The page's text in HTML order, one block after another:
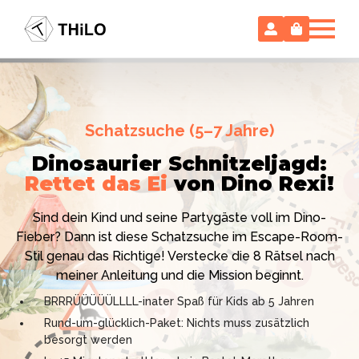
Hollywood-Action im
Kinderzimmer – ohne
Vorbereitungsstress!
Ich bin THiLO, "Dein SPIEGEL"-Bestseller-Autor und
TV-Profi (ZDF "1, 2 oder 3"). Entdecke jetzt meine
Schatzsuchen und Escape Rooms zum Sofort-
Download. Und natürlich meine Ebooks.
Schatzsuche (5–7 Jahre)
Dinosaurier Schnitzeljagd:
Rettet das Ei von Dino Rexi!
Sind dein Kind und seine Partygäste voll im Dino-
Fieber? Dann ist diese Schatzsuche im Escape-Room-
Stil genau das Richtige! Verstecke die 8 Rätsel nach
meiner Anleitung und die Mission beginnt.
BRRRÜÜÜÜÜLLLL-inater Spaß für Kids ab 5 Jahren
Rund-um-glücklich-Paket: Nichts muss zusätzlich
besorgt werden
Escape Room (ab 8 oder 12 Jahre)
Locked-up Agents: Im Labor
des Virologen
Das gab es noch nie: Verwandele dein Zuhause in ein
High-Tech Labor! Unser 24-seitiges PDF enthält alles:
Mission, Agentenausweise, Rätsel und Requisiten.
Knackt den Fall in 90 Minuten!
Kniffliger Rätselspaß für 2 bis 6 Spieler (8 - 11 oder 12–
99 Jahre)
Professionelles PDF: Agentenausweise & Schilder
inklusive